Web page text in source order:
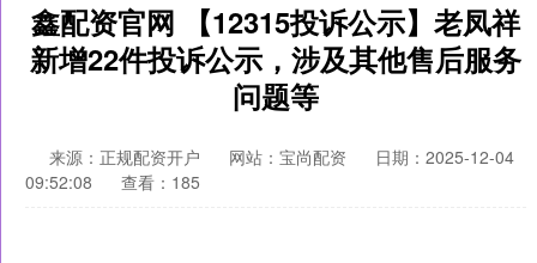
鑫配资官网 【12315投诉公示】老凤祥
新增22件投诉公示，涉及其他售后服务
问题等
来源：正规配资开户 网站：宝尚配资
日期：2025-12-04
09:52:08
查看：185